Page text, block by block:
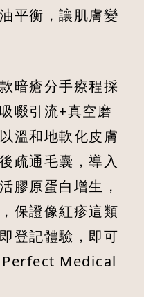
平衡，讓肌膚變
暗瘡分手療程採
啜引流+真空磨
溫和地軟化皮膚
疏通毛囊，導入
膠原蛋白增生，
保證像紅疹這類
登記體驗，即可
Perfect Medical